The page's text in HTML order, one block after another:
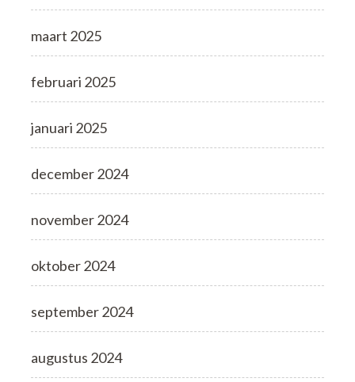
maart 2025
februari 2025
januari 2025
december 2024
november 2024
oktober 2024
september 2024
augustus 2024